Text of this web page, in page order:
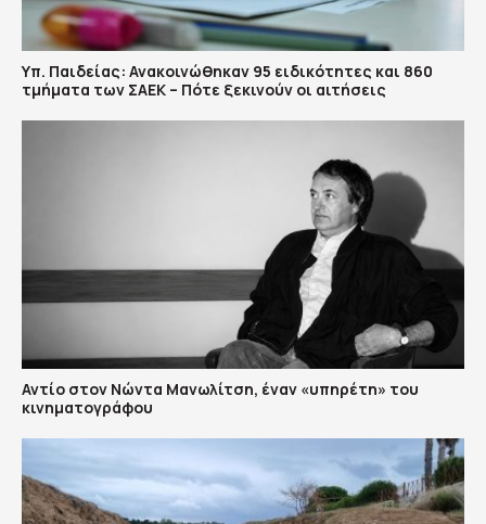
Υπ. Παιδείας: Ανακοινώθηκαν 95 ειδικότητες και 860
τμήματα των ΣΑΕΚ – Πότε ξεκινούν οι αιτήσεις
Αντίο στον Νώντα Μανωλίτση, έναν «υπηρέτη» του
κινηματογράφου